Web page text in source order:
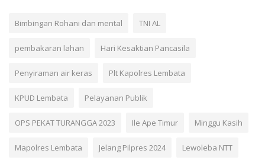
Bimbingan Rohani dan mental TNI AL
pembakaran lahan Hari Kesaktian Pancasila
Penyiraman air keras Plt Kapolres Lembata
KPUD Lembata Pelayanan Publik
OPS PEKAT TURANGGA 2023 Ile Ape Timur Minggu Kasih
Mapolres Lembata Jelang Pilpres 2024 Lewoleba NTT